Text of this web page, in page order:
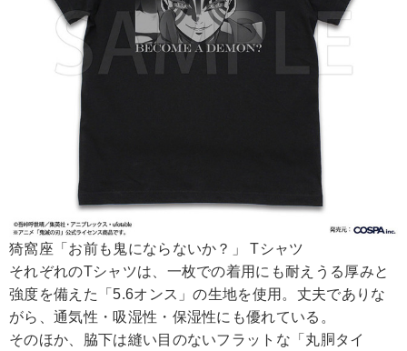
猗窩座「お前も鬼にならないか？」 Tシャツ
それぞれのTシャツは、一枚での着用にも耐えうる厚みと
強度を備えた「5.6オンス」の生地を使用。丈夫でありな
がら、通気性・吸湿性・保湿性にも優れている。
そのほか、脇下は縫い目のないフラットな「丸胴タイ